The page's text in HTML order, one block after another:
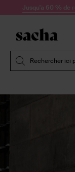
Passer au contenu
Jusqu'à 60 % de
Rechercher ici